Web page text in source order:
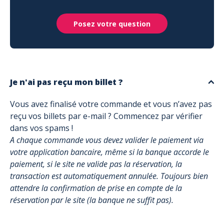
Posez votre question
Je n'ai pas reçu mon billet ?
Vous avez finalisé votre commande et vous n’avez pas
reçu vos billets par e-mail ? Commencez par vérifier
dans vos spams !
A chaque commande vous devez valider le paiement via
votre application bancaire, même si la banque accorde le
paiement, si le site ne valide pas la réservation, la
transaction est automatiquement annulée. Toujours bien
attendre la confirmation de prise en compte de la
réservation par le site (la banque ne suffit pas).